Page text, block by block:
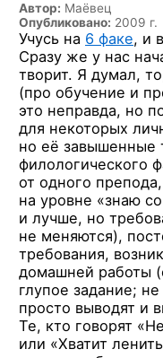
Автор: Маёвец
Опубликовано: 2009 г.
Учусь на 6 факе, и
Сразу же у нас
творит. Я думал,
(про обучение и
это неправда, но
для некоторых
но её завышенные
филологического
от одного
на уровне «знаю
и лучше, но
не меняются),
требования,
домашней работы
глупое задание;
просто выводят и
Те, кто говорят
или «Хватит